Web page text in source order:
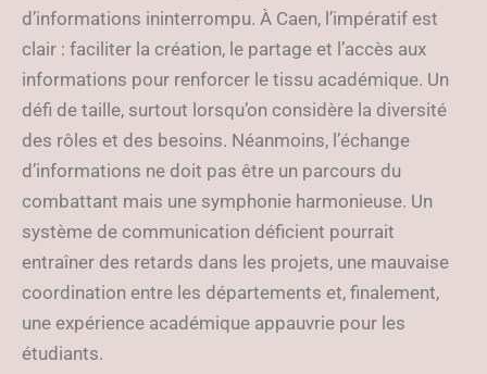
d’informations ininterrompu. À Caen, l’impératif est
clair : faciliter la création, le partage et l’accès aux
informations pour renforcer le tissu académique. Un
défi de taille, surtout lorsqu’on considère la diversité
des rôles et des besoins. Néanmoins, l’échange
d’informations ne doit pas être un parcours du
combattant mais une symphonie harmonieuse. Un
système de communication déficient pourrait
entraîner des retards dans les projets, une mauvaise
coordination entre les départements et, finalement,
une expérience académique appauvrie pour les
étudiants.